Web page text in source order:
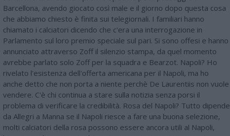
Barcellona, avendo giocato così male e il giorno dopo questa cosa
che abbiamo chiesto è finita sui telegiornali. I familiari hanno
chiamato i calciatori dicendo che c'era una interrogazione in
Parlamento sul loro premio speciale sul pari. Si sono offesi e hanno
annunciato attraverso Zoff il silenzio stampa, da quel momento
avrebbe parlato solo Zoff per la squadra e Bearzot. Napoli? Ho
rivelato l'esistenza dell'offerta americana per il Napoli, ma ho
anche detto che non porta a niente perchè De Laurentiis non vuole
vendere. C'è chi continua a stare sulla notizia senza porsi il
problema di verificare la credibilità. Rosa del Napoli? Tutto dipende
da Allegri a Manna se il Napoli riesce a fare una buona selezione,
molti calciatori della rosa possono essere ancora utili al Napoli,